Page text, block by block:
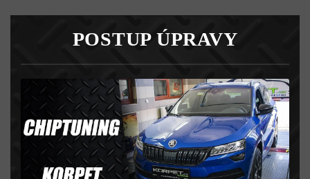
POSTUP ÚPRAVY